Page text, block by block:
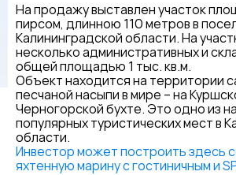
На продажу выставлен участок
пирсом, длинною 110 метров в
Калининградской области. На
несколько административных и
общей площадью 1 тыс. кв.м.
Объект находится на территории
песчаной насыпи в мире – на
Черногорской бухте. Это одно из
популярных туристических мест в
области.
Инвестор может построить здесь
яхтенную марину с гостиничным и